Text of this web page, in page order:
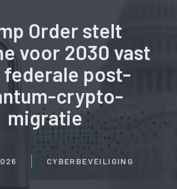
Order stelt
voor 2030 vast
post-
crypto-
migratie
CYBERBEVEILIGING